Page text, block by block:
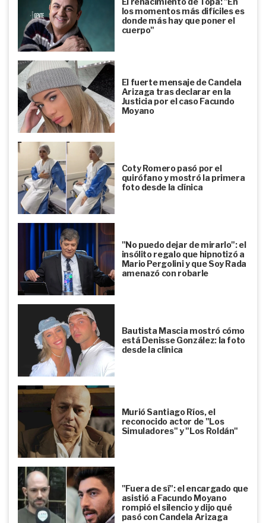
los momentos más difíciles es
donde más hay que poner el
cuerpo"
El fuerte mensaje de Candela
Arizaga tras declarar en la
Justicia por el caso Facundo
Moyano
Coty Romero pasó por el
quirófano y mostró la primera
foto desde la clínica
"No puedo dejar de mirarlo": el
insólito regalo que hipnotizó a
Mario Pergolini y que Soy Rada
amenazó con robarle
Bautista Mascia mostró cómo
está Denisse González: la foto
desde la clínica
Murió Santiago Ríos, el
reconocido actor de "Los
Simuladores" y "Los Roldán"
"Fuera de sí": el encargado que
asistió a Facundo Moyano
rompió el silencio y dijo qué
pasó con Candela Arizaga